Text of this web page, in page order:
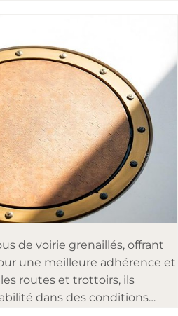
améliorant la visibilité des
de voirie grenaillés, offrant
une meilleure adhérence et
routes et trottoirs, ils
dans des conditions